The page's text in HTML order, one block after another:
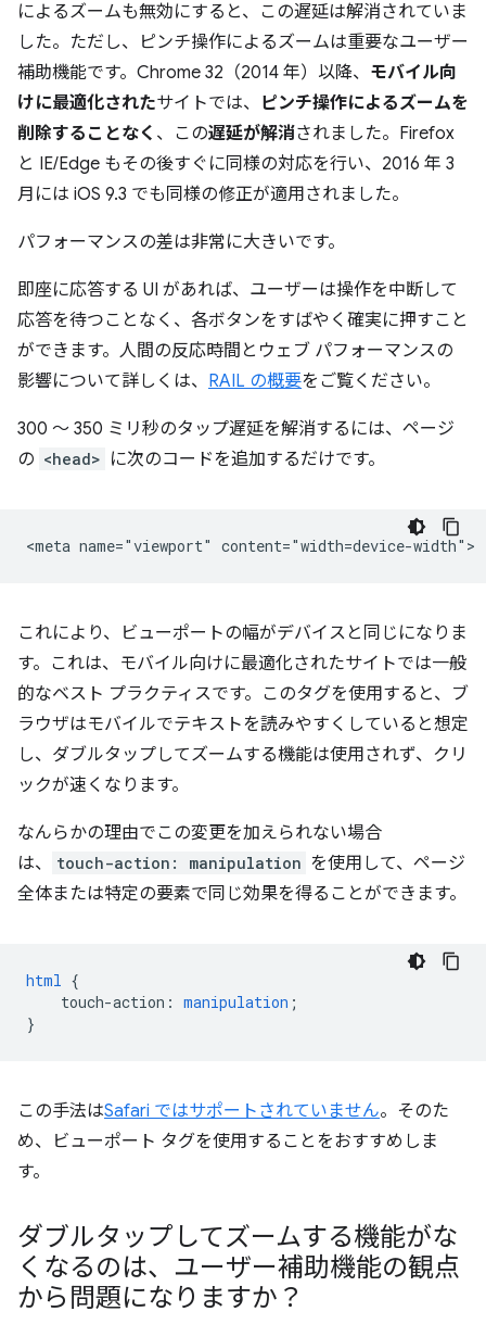
によるズームも無効にすると、この遅延は解消されていま
した。ただし、ピンチ操作によるズームは重要なユーザー
補助機能です。Chrome 32（2014 年）以降、 モバイル向
けに最適化されたサイトでは、 ピンチ操作によるズームを
削除することなく 、この遅延が解消されました。Firefox
と IE/Edge もその後すぐに同様の対応を行い、2016 年 3
月には iOS 9.3 でも同様の修正が適用されました。
パフォーマンスの差は非常に大きいです。
即座に応答する UI があれば、ユーザーは操作を中断して
応答を待つことなく、各ボタンをすばやく確実に押すこと
ができます。人間の反応時間とウェブ パフォーマンスの
影響について詳しくは、 RAIL の概要をご覧ください。
300 ～ 350 ミリ秒のタップ遅延を解消するには、ページ
の <head> に次のコードを追加するだけです。
これにより、ビューポートの幅がデバイスと同じになりま
す。これは、モバイル向けに最適化されたサイトでは一般
的なベスト プラクティスです。このタグを使用すると、ブ
ラウザはモバイルでテキストを読みやすくしていると想定
し、ダブルタップしてズームする機能は使用されず、クリ
ックが速くなります。
なんらかの理由でこの変更を加えられない場合
は、
touch-action: manipulation を使用して、ページ
全体または特定の要素で同じ効果を得ることができます。
html {
touch-action : manipulation ;
}
この手法はSafari ではサポートされていません。そのた
め、ビューポート タグを使用することをおすすめしま
す。
ダブルタップしてズームする機能がな
くなるのは、ユーザー補助機能の観点
から問題になりますか？